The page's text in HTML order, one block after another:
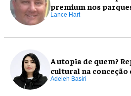
premium nos
Lance Hart
A utopia de quem?
cultural na
Adeleh Basiri